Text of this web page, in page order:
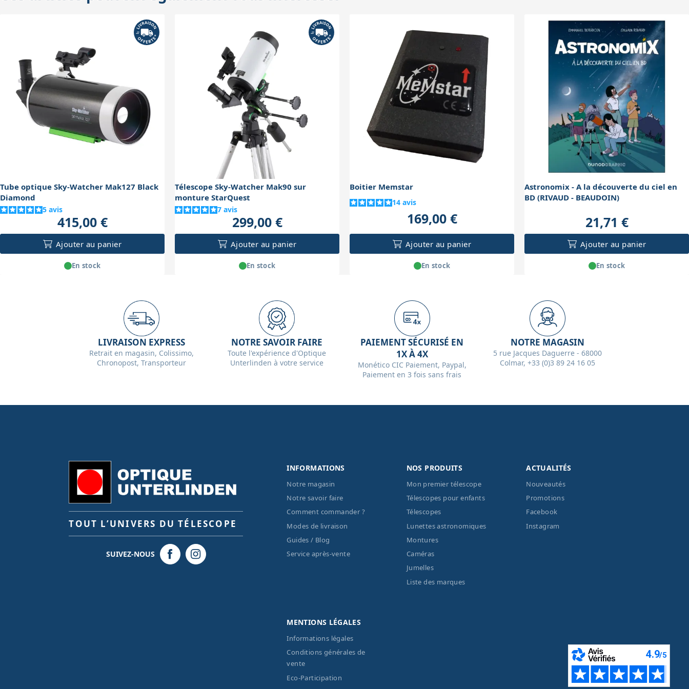
Tube optique Sky-Watcher Mak127 Black
Diamond
5 avis
415,00 €
Ajouter au panier
En stock
Télescope Sky-Watcher Mak90 sur
monture StarQuest
7 avis
299,00 €
Ajouter au panier
En stock
Boitier Memstar
14 avis
169,00 €
Ajouter au panier
En stock
Astronomix - A la découverte du ciel en
BD (RIVAUD - BEAUDOIN)
21,71 €
Ajouter au panier
En stock
LIVRAISON EXPRESS
Retrait en magasin, Colissimo,
Chronopost, Transporteur
NOTRE SAVOIR FAIRE
Toute l'expérience d'Optique
Unterlinden à votre service
PAIEMENT SÉCURISÉ EN
1X À 4X
Monético CIC Paiement, Paypal,
Paiement en 3 fois sans frais
NOTRE MAGASIN
5 rue Jacques Daguerre - 68000
Colmar, +33 (0)3 89 24 16 05
TOUT L’UNIVERS DU TÉLESCOPE
SUIVEZ-NOUS
INFORMATIONS
Notre magasin
Notre savoir faire
Comment commander ?
Modes de livraison
Guides / Blog
Service après-vente
NOS PRODUITS
Mon premier télescope
Télescopes pour enfants
Télescopes
Lunettes astronomiques
Montures
Caméras
Jumelles
Liste des marques
ACTUALITÉS
Nouveautés
Promotions
Facebook
Instagram
MENTIONS LÉGALES
Informations légales
Conditions générales de
vente
Eco-Participation